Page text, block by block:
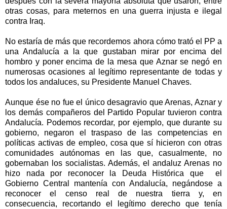
otras cosas, para meternos en una guerra injusta e ilegal
contra Iraq.
No estaría de más que recordemos ahora cómo trató el PP a
una Andalucía a la que gustaban mirar por encima del
hombro y poner encima de la mesa que Aznar se negó en
numerosas ocasiones al legítimo representante de todas y
todos los andaluces, su Presidente Manuel Chaves.
Aunque ése no fue el único desagravio que Arenas, Aznar y
los demás compañeros del Partido Popular tuvieron contra
Andalucía. Podemos recordar, por ejemplo, que durante su
gobierno, negaron el traspaso de las competencias en
políticas activas de empleo, cosa que sí hicieron con otras
comunidades autónomas en las que, casualmente, no
gobernaban los socialistas. Además, el andaluz Arenas no
hizo nada por reconocer la Deuda Histórica que el
Gobierno Central mantenía con Andalucía, negándose a
reconocer el censo real de nuestra tierra y, en
consecuencia, recortando el legítimo derecho que tenía